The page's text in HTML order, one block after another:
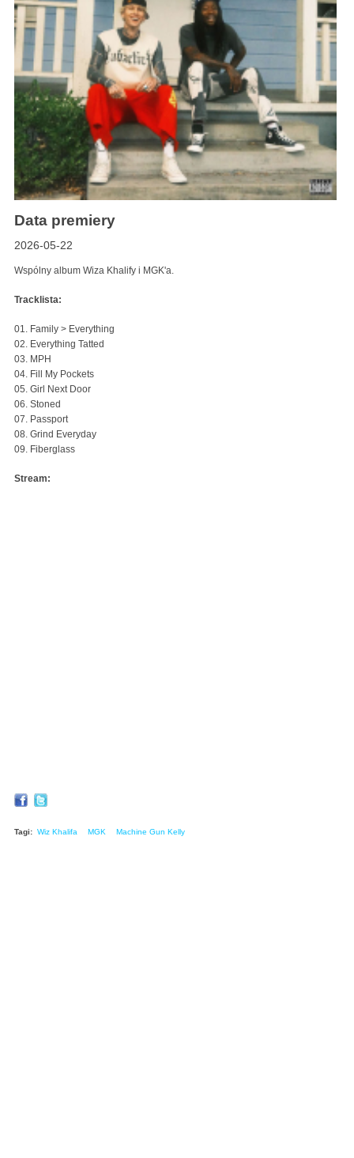
Data premiery
2026-05-22
Wspólny album Wiza Khalify i MGK'a.
Tracklista:
01. Family > Everything
02. Everything Tatted
03. MPH
04. Fill My Pockets
05. Girl Next Door
06. Stoned
07. Passport
08. Grind Everyday
09. Fiberglass
Stream:
Tagi: Wiz Khalifa MGK Machine Gun Kelly